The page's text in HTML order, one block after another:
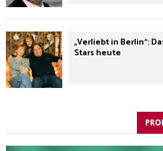
„Verliebt in Berlin“:
Stars heute